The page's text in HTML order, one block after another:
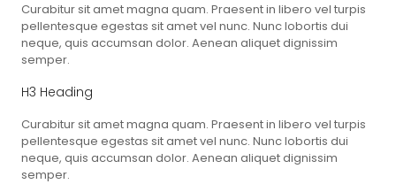
Curabitur sit amet magna quam. Praesent in libero vel turpis
pellentesque egestas sit amet vel nunc. Nunc lobortis dui
neque, quis accumsan dolor. Aenean aliquet dignissim
semper.
H3 Heading
Curabitur sit amet magna quam. Praesent in libero vel turpis
pellentesque egestas sit amet vel nunc. Nunc lobortis dui
neque, quis accumsan dolor. Aenean aliquet dignissim
semper.